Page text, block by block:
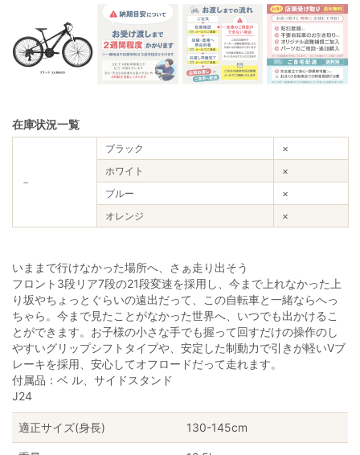
在庫状況一覧
－
ブラック
×
ホワイト
×
ブルー
×
オレンジ
×
いままで行けなかった場所へ、さぁ走り出そう
フロント3段リア7段の21段変速を採用し、今まで上れなかった上
り坂やちょっとぐらいの遠出だって、この自転車と一緒ならへっ
ちゃら。今まで見たことがなかった世界へ、いつでも出かけるこ
とができます。お子様の小さな手でも握って回すだけの操作のし
やすいグリップシフトタイプや、安定した制動力で引きが軽いVブ
レーキを採用、安心してオフロードだって走れます。
付属品：ベ ル、サイドスタンド
J24
適正サイズ(身長) 130-145cm